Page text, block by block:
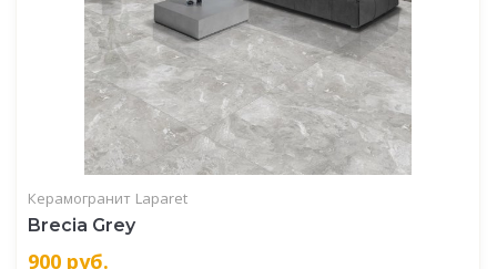
Керамогранит Laparet
Brecia Grey
900 руб.